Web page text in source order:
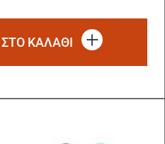
ΚΑΛΑΘΙ